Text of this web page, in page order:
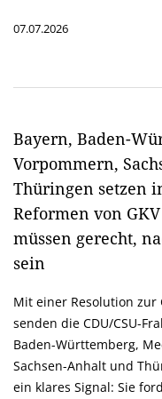
07.07.2026
Bayern, Baden-
Vorpommern,
Thüringen setzen
Reformen von
müssen gerecht,
sein
Mit einer Resolution zur
senden die CDU/CSU-
Baden-Württemberg,
Sachsen-Anhalt und
ein klares Signal: Sie